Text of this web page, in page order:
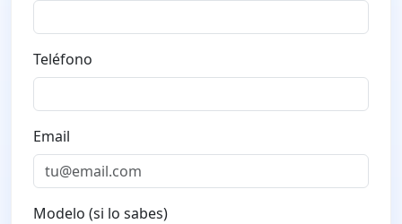
Teléfono
Email
Modelo (si lo sabes)